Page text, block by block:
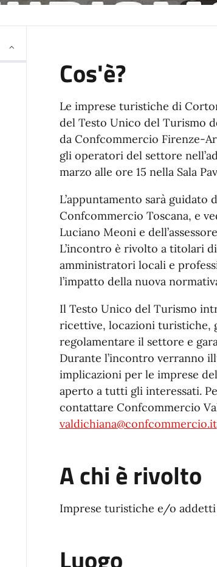
Cos'è?
Le imprese turistiche di
del Testo Unico del Turismo
da Confcommercio Firenze-
gli operatori del settore
marzo alle ore 15 nella Sala
L’appuntamento sarà guidato
Confcommercio Toscana, e
Luciano Meoni e
L’incontro è rivolto a titolari
amministratori locali e
l’impatto della nuova
Il Testo Unico del Turismo
ricettive, locazioni turistiche,
regolamentare il settore e
Durante l’incontro verranno
implicazioni per le imprese
aperto a tutti gli interessati.
contattare Confcommercio
valdichiana@confcommercio.it
A chi è rivolto
Imprese turistiche e/o